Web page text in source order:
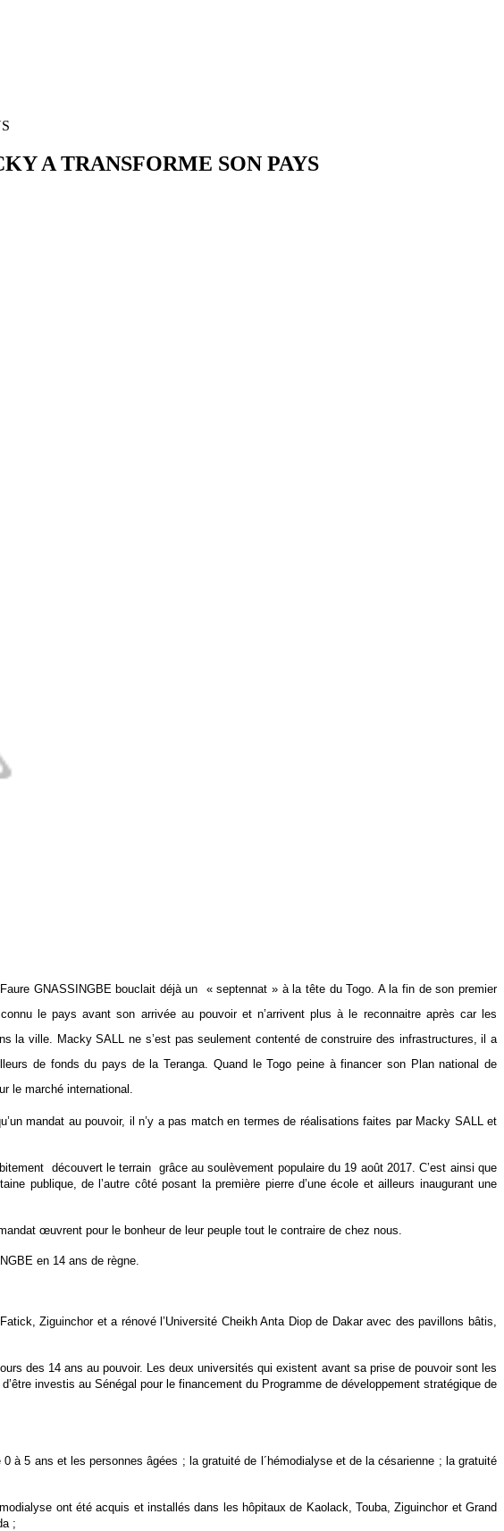
A TRANSFORME SON PAYS
GNASSINGBE bouclait déjà un « septennat » à la tête du Togo. A la fin de son premier
le pays avant son arrivée au pouvoir et n’arrivent plus à le reconnaitre après car les
ville. Macky SALL ne s’est pas seulement contenté de construire des infrastructures, il a
de fonds du pays de la Teranga. Quand le Togo peine à financer son Plan national de
le marché international.
mandat au pouvoir, il n’y a pas match en termes de réalisations faites par Macky SALL et
découvert le terrain grâce au soulèvement populaire du 19 août 2017. C’est ainsi que
publique, de l’autre côté posant la première pierre d’une école et ailleurs inaugurant une
œuvrent pour le bonheur de leur peuple tout le contraire de chez nous.
en 14 ans de règne.
Ziguinchor et a rénové l’Université Cheikh Anta Diop de Dakar avec des pavillons bâtis,
des 14 ans au pouvoir. Les deux universités qui existent avant sa prise de pouvoir sont les
investis au Sénégal pour le financement du Programme de développement stratégique de
à 5 ans et les personnes âgées ; la gratuité de l´hémodialyse et de la césarienne ; la gratuité
ont été acquis et installés dans les hôpitaux de Kaolack, Touba, Ziguinchor et Grand
;